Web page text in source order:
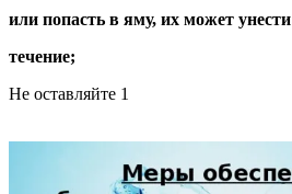
или попасть в яму, их может унести
течение;
Не оставляйте 1